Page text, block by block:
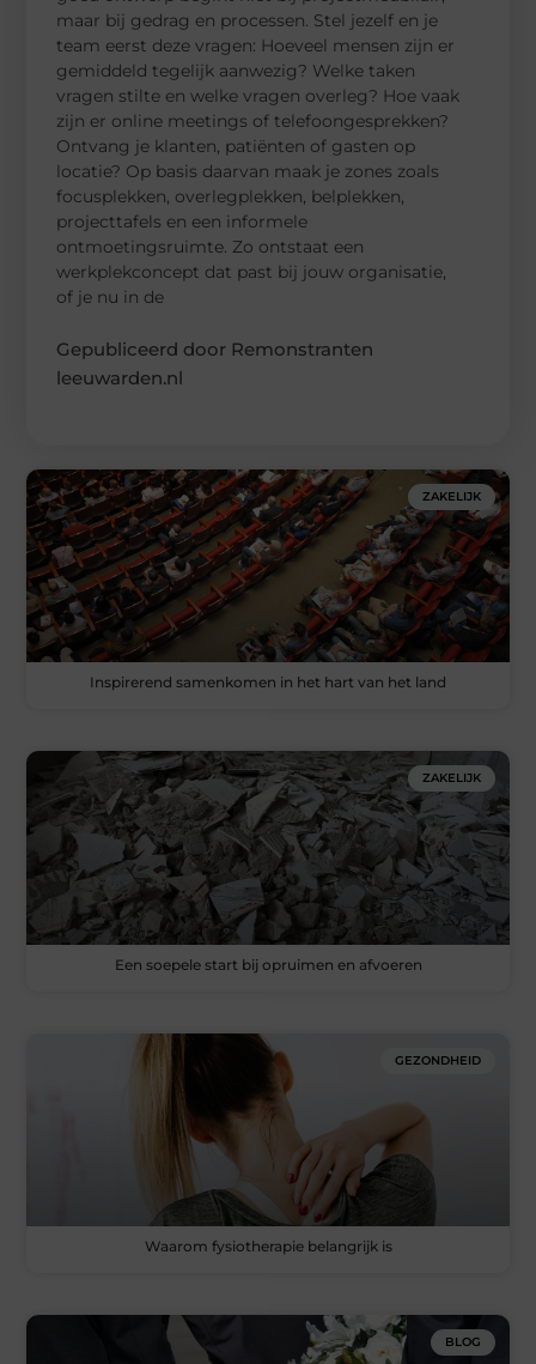
maar bij gedrag en processen. Stel jezelf en je
team eerst deze vragen: Hoeveel mensen zijn er
gemiddeld tegelijk aanwezig? Welke taken
vragen stilte en welke vragen overleg? Hoe vaak
zijn er online meetings of telefoongesprekken?
Ontvang je klanten, patiënten of gasten op
locatie? Op basis daarvan maak je zones zoals
focusplekken, overlegplekken, belplekken,
projecttafels en een informele
ontmoetingsruimte. Zo ontstaat een
werkplekconcept dat past bij jouw organisatie,
of je nu in de
Gepubliceerd door Remonstranten
leeuwarden.nl
ZAKELIJK
Inspirerend samenkomen in het hart van het land
ZAKELIJK
Een soepele start bij opruimen en afvoeren
GEZONDHEID
Waarom fysiotherapie belangrijk is
BLOG